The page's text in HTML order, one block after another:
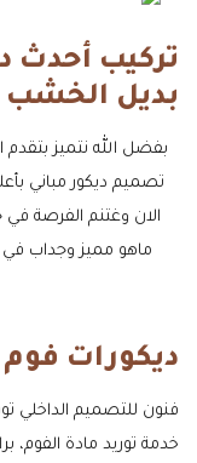
تركيب أحدث
بديل الخشب
بفضل الله نتميز
الان وغتنم الفرصة
ماهو مميز وجداب في
ديكورات
فنون للتصميم الداخلي
خدمة توريد مادة الفوم،